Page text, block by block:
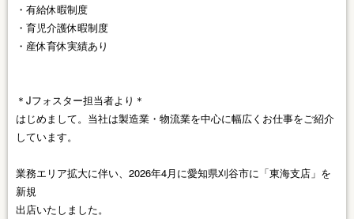
・有給休暇制度
・育児介護休暇制度
・産休育休実績あり
＊Jフォスター担当者より＊
はじめまして。当社は製造業・物流業を中心に幅広くお仕事をご紹介
しています。
業務エリア拡大に伴い、2026年4月に愛知県刈谷市に「東海支店」を
新規
出店いたしました。